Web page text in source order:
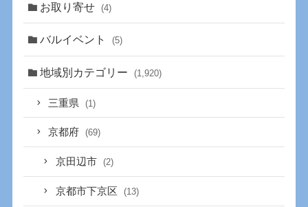
お取り寄せ (4)
バルイベント (5)
地域別カテゴリー (1,920)
三重県 (1)
京都府 (69)
京田辺市 (2)
京都市下京区 (13)